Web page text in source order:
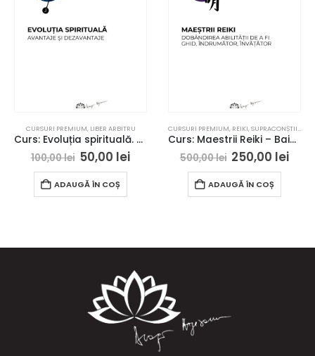
CURSURI PREMIUM, LIBER ARBITRU
Curs: Evoluția spirituală. Avantaje și dezavantaje
100,00lei 50,00 lei
ADAUGĂ ÎN COȘ
CURSURI PREMIUM, REIKI,SUPRACONȘTIINȚĂ
Curs: Maestrii Reiki – Baia Mare – acces online
500,00lei 250,00 lei
ADAUGĂ ÎN COȘ